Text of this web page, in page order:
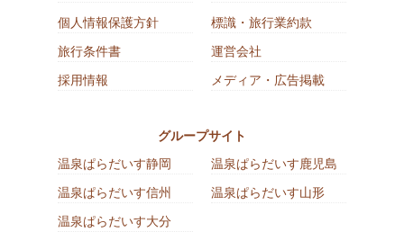
個人情報保護方針
標識・旅行業約款
旅行条件書
運営会社
採用情報
メディア・広告掲載
グループサイト
温泉ぱらだいす静岡
温泉ぱらだいす鹿児島
温泉ぱらだいす信州
温泉ぱらだいす山形
温泉ぱらだいす大分